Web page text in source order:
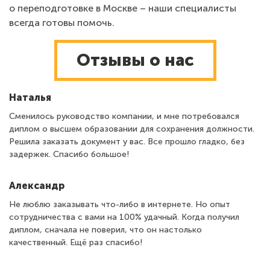
о переподготовке в Москве – наши специалисты
всегда готовы помочь.
Отзывы о нас
Наталья
Сменилось руководство компании, и мне потребовался
диплом о высшем образовании для сохранения должности.
Решила заказать документ у вас. Все прошло гладко, без
задержек. Спасибо большое!
Александр
Не люблю заказывать что-либо в интернете. Но опыт
сотрудничества с вами на 100% удачный. Когда получил
диплом, сначала не поверил, что он настолько
качественный. Ещё раз спасибо!